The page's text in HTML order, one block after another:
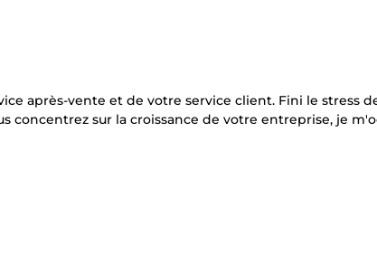
après-vente et de votre service client. Fini le stress
concentrez sur la croissance de votre entreprise, je